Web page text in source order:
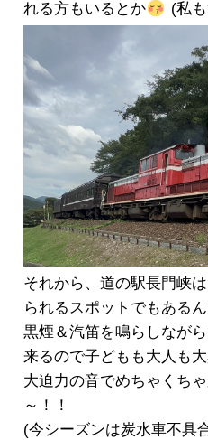
れる方もいるとか
(私
それから、道の駅長門峡
られるスポットでもあるん
黒煙＆汽笛を鳴らしなが
来るので子どもも大人も
大迫力の音でめちゃくち
～！！
(今シーズンは炭水車不具